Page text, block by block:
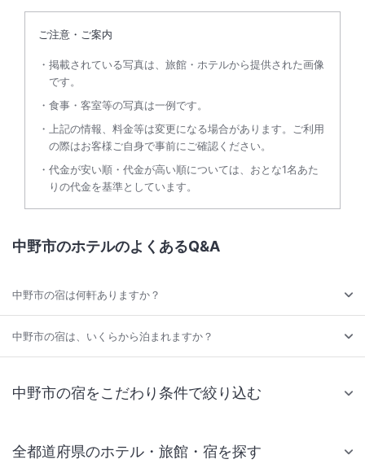
ご注意・ご案内
掲載されている写真は、旅館・ホテルから提供された画像
です。
食事・客室等の写真は一例です。
上記の情報、料金等は変更になる場合があります。ご利用
の際はお客様ご自身で事前にご確認ください。
代金が安い順・代金が高い順については、おとな1名あた
りの代金を基準としています。
中野市のホテルのよくあるQ&A
中野市の宿は何軒ありますか？
中野市の宿は、いくらから泊まれますか？
中野市の宿をこだわり条件で絞り込む
全都道府県のホテル・旅館・宿を探す